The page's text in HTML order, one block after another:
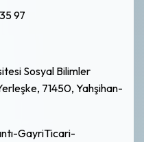
97
Sosyal Bilimler
71450, Yahşihan-
GayriTicari-